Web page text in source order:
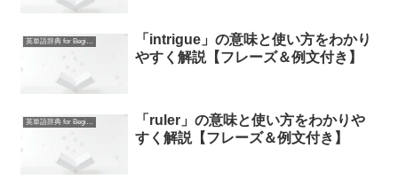
英単語辞典 for Beginners
「intrigue」の意味と使い方をわかり
やすく解説【フレーズ＆例文付き】
英単語辞典 for Beginners
「ruler」の意味と使い方をわかりや
すく解説【フレーズ＆例文付き】